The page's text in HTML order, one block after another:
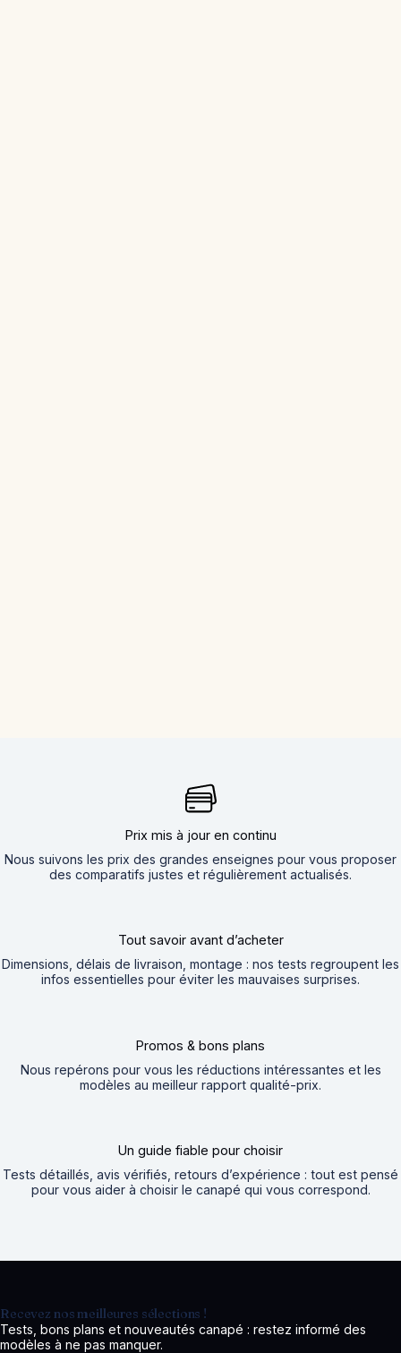
Prix mis à jour en continu
Nous suivons les prix des grandes enseignes pour vous proposer
des comparatifs justes et régulièrement actualisés.
Tout savoir avant d’acheter
Dimensions, délais de livraison, montage : nos tests regroupent les
infos essentielles pour éviter les mauvaises surprises.
Promos & bons plans
Nous repérons pour vous les réductions intéressantes et les
modèles au meilleur rapport qualité-prix.
Un guide fiable pour choisir
Tests détaillés, avis vérifiés, retours d’expérience : tout est pensé
pour vous aider à choisir le canapé qui vous correspond.
Recevez nos meilleures sélections !
Tests, bons plans et nouveautés canapé : restez informé des
modèles à ne pas manquer.